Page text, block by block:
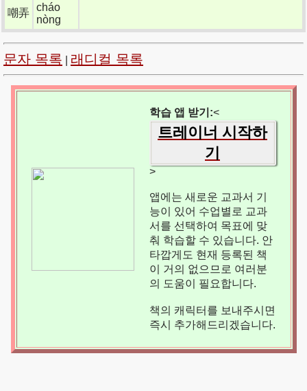
嘲弄 cháo
nòng
문자 목록 래디컬 목록
학습 앱 받기:<
트레이너 시작하
기
>
앱에는 새로운 교과서 기
능이 있어 수업별로 교과
서를 선택하여 목표에 맞
춰 학습할 수 있습니다. 안
타깝게도 현재 등록된 책
이 거의 없으므로 여러분
의 도움이 필요합니다.
책의 캐릭터를 보내주시면
즉시 추가해드리겠습니다.